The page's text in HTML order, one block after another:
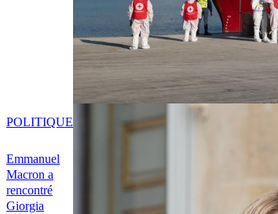
Emmanuel
Macron a
rencontré
Giorgia
POLITIQUE